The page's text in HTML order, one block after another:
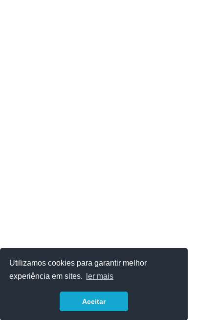
Utilizamos cookies para garantir melhor
experiência em sites.
ler mais
Aceitar